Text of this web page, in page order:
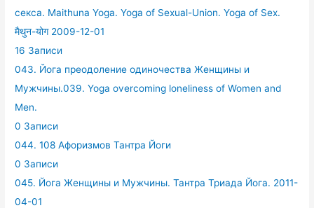
секса. Maithuna Yoga. Yoga of Sexual-Union. Yoga of Sex.
मैथुन-योग 2009-12-01
16 Записи
043. Йога преодоление одиночества Женщины и
Мужчины.039. Yoga overcoming loneliness of Women and
Men.
0 Записи
044. 108 Афоризмов Тантра Йоги
0 Записи
045. Йога Женщины и Мужчины. Тантра Триада Йога. 2011-
04-01